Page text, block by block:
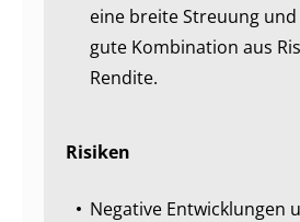
eine breite Streuung
gute Kombination aus
Rendite.
Risiken
Negative Entwicklungen